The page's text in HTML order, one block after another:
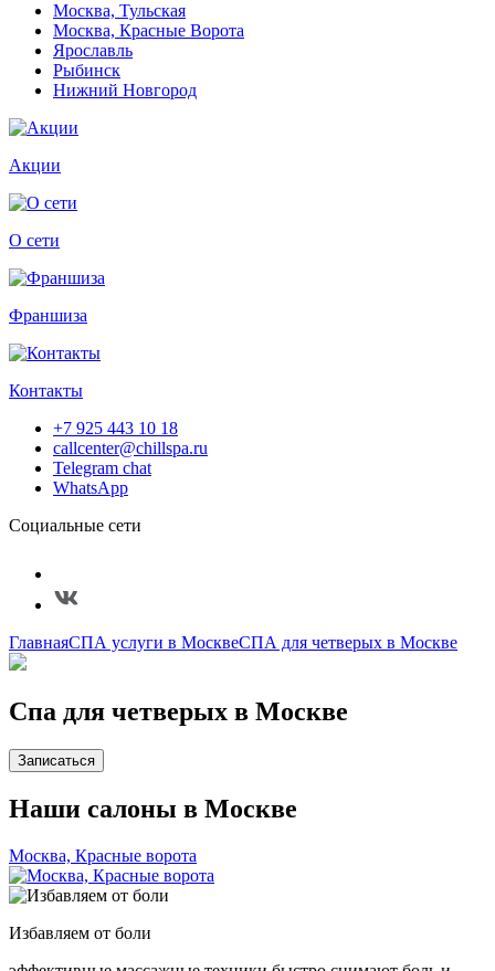
Москва, Тульская
Москва, Красные Ворота
Ярославль
Рыбинск
Нижний Новгород
Акции
О сети
Франшиза
Контакты
+7 925 443 10 18
callcenter@chillspa.ru
Telegram chat
WhatsApp
Социальные сети
ГлавнаяСПА услуги в МосквеСПА для четверых в Москве
Спа для четверых в Москве
Записаться
Наши салоны в Москве
Москва, Красные ворота
Избавляем от боли